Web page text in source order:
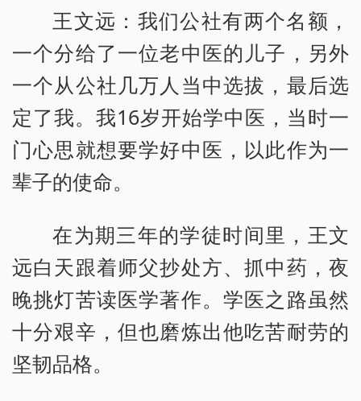
王文远：我们公社有两个名额，
一个分给了一位老中医的儿子，另外
一个从公社几万人当中选拔，最后选
定了我。我16岁开始学中医，当时一
门心思就想要学好中医，以此作为一
辈子的使命。
在为期三年的学徒时间里，王文
远白天跟着师父抄处方、抓中药，夜
晚挑灯苦读医学著作。学医之路虽然
十分艰辛，但也磨炼出他吃苦耐劳的
坚韧品格。